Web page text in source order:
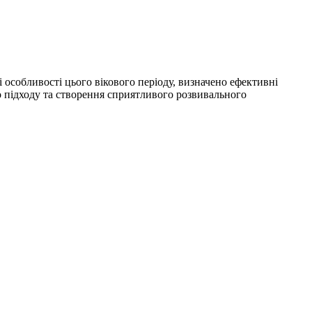
цього вікового періоду, визначено ефективні
та створення сприятливого розвивального